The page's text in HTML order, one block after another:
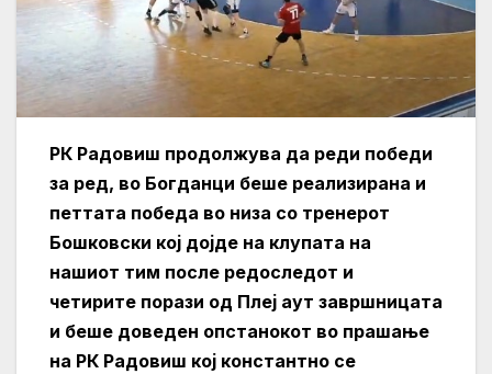
РК Радовиш продолжува да реди победи
за ред, во Богданци беше реализирана и
петтата победа во низа со тренерот
Бошковски кој дојде на клупата на
нашиот тим после редоследот и
четирите порази од Плеј аут завршницата
и беше доведен опстанокот во прашање
на РК Радовиш кој константно се